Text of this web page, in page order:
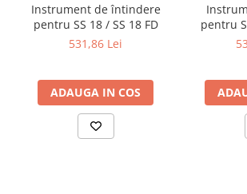
unelte
Elemente de prindere mecanică
Fălci pentru PHV / VHV
Mese rotative / mese inclinabile /
Etape XY
Papusa mobila / con de centrare
Instrument de întindere
pentru SS 18 / SS 18 FD
531,86 Lei
ADAUGA IN COS
pentru